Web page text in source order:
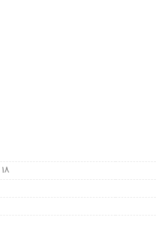
18 × 5 × 5 سانتیمتر